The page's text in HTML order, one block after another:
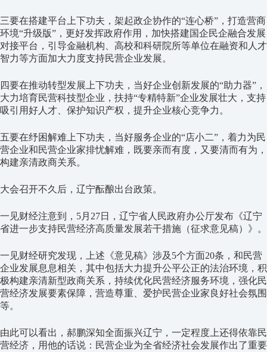
三要在搭建平台上下功夫，架起政企协作的“连心桥”，打造营商
环境“升级版”，更好发挥政府作用，加快搭建国企民企融合发展
对接平台，引导金融机构、高校和科研院所等单位在融资和人才
智力等方面加大力度支持民营企业发展。
四要在推动转型发展上下功夫，当好企业创新发展的“助力器”，
大力培育民营科技型企业，扶持“专精特新”企业发展壮大，支持
吸引用好人才、保护知识产权，提升企业核心竞争力。
五要在纾困解难上下功夫，当好服务企业的“店小二”，着力为民
营企业和民营企业家排忧解难，既要亲而有度，又要清而有为，
构建亲清政商关系。
大会召开不久后，辽宁酝酿出台政策。
一见财经注意到，5月27日，辽宁省人民政府办公厅发布《辽宁
省进一步支持民营经济高质量发展若干措施（征求意见稿）》。
一见财经研究发现，上述《意见稿》涉及5个方面20条，和民营
企业发展息息相关，其中包括大力提升公平公正的法治环境，积
极构建亲清新型政商关系，持续优化民营经济服务环境，强化民
营经济发展要素保障，营造尊重、爱护民营企业家良好社会氛围
等。
由此可以看出，郝鹏深知全面振兴辽宁，一定程度上还得依靠民
营经济，用他的话说：民营企业为全省经济社会发展作出了重要